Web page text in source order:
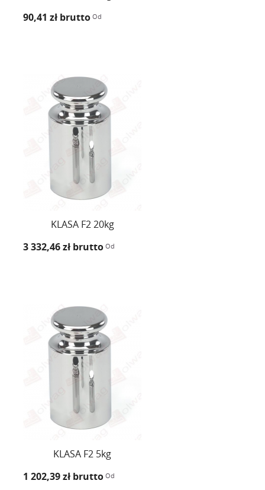
90,41 zł brutto Od
KLASA F2 20kg
3 332,46 zł brutto Od
KLASA F2 5kg
1 202,39 zł brutto Od